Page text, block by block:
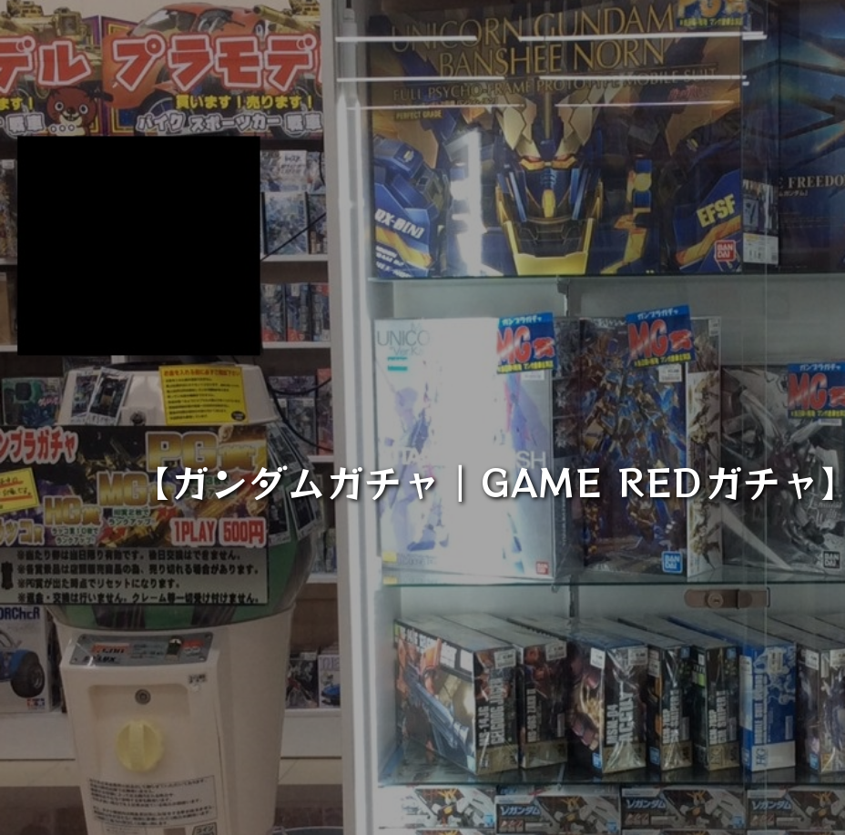
【ガンダムガチャ｜GAME REDガチャ